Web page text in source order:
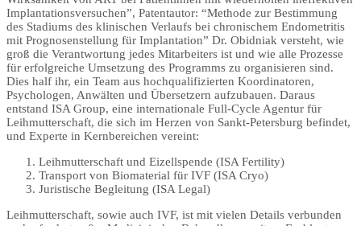
Implantationsversuchen”, Patentautor: “Methode zur Bestimmung
des Stadiums des klinischen Verlaufs bei chronischem Endometritis
mit Prognosenstellung für Implantation” Dr. Obidniak versteht, wie
groß die Verantwortung jedes Mitarbeiters ist und wie alle Prozesse
für erfolgreiche Umsetzung des Programms zu organisieren sind.
Dies half ihr, ein Team aus hochqualifizierten Koordinatoren,
Psychologen, Anwälten und Übersetzern aufzubauen. Daraus
entstand ISA Group, eine internationale Full-Cycle Agentur für
Leihmutterschaft, die sich im Herzen von Sankt-Petersburg befindet,
und Experte in Kernbereichen vereint:
Leihmutterschaft und Eizellspende (ISA Fertility)
Transport von Biomaterial für IVF (ISA Cryo)
Juristische Begleitung (ISA Legal)
Leihmutterschaft, sowie auch IVF, ist mit vielen Details verbunden